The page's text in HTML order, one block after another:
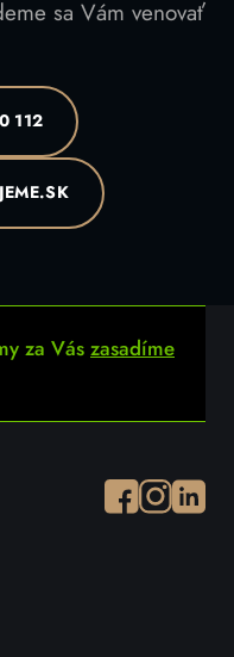
sa Vám venovať
112
za Vás zasadíme
Facebook
Instagram